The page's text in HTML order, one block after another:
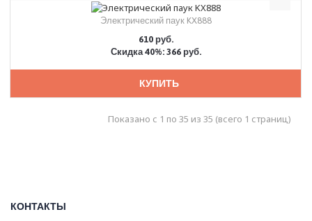
Электрический паук KX888
610 руб.
Скидка 40%: 366 руб.
КУПИТЬ
Показано с 1 по 35 из 35 (всего 1 страниц)
КОНТАКТЫ